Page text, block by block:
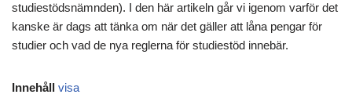
studiestödsnämnden). I den här artikeln går vi igenom varför det
kanske är dags att tänka om när det gäller att låna pengar för
studier och vad de nya reglerna för studiestöd innebär.
Innehåll visa